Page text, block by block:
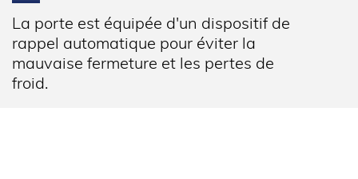
La porte est équipée d'un dispositif de
rappel automatique pour éviter la
mauvaise fermeture et les pertes de
froid.